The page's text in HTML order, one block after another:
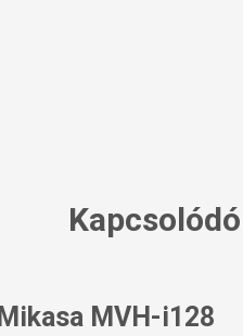
Mikasa MVH-i128